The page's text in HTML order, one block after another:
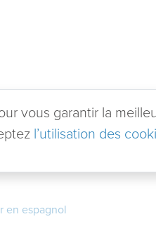
en espagnol
vous garantir la
l’utilisation des